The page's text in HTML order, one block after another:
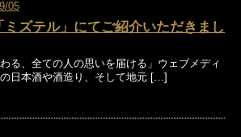
05
ミズテル」にてご紹介いただきまし
る、全ての人の思いを届ける」ウェブメディ
日本酒や酒造り、そして地元 […]